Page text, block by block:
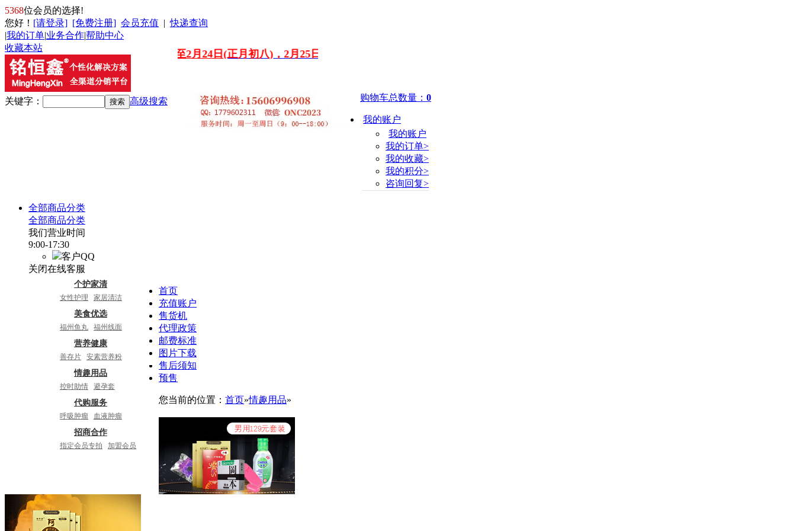
5368位会员的选择!
您好 ！ [请登录] [免费注册] 会员充值 |快递查询
|我的订单|业务合作|帮助中心
收藏本站
关键字： 高级搜索
放假:2026年2月12日(腊月廿五 )至2月24日 (正月初八)，2月25日（正月初九）
购物车总数量： 0
我的账户
我的账户
我的订单>
我的收藏>
我的积分>
咨询回复>
全部商品分类
全部商品分类
我们营业时间
9:00-17:30
客户QQ
关闭在线客服
个护家清
女性护理
家居清洁
口腔护理
洗发护发
美食优选
福州鱼丸
福州线面
海鲜干货
营养健康
善存片
安素营养粉
护肝养肝
美商婕斯
情趣用品
控时助情
避孕套
男用器具
女用器具
代购服务
呼吸肿瘤
血液肿瘤
乳腺癌
消化肿瘤
丙肝乙肝
其它疾病
招商合作
指定会员专拍
加盟会员
首页
充值账户
售货机
代理政策
邮费标准
图片下载
售后须知
预售
您当前的位置： 首页»情趣用品»